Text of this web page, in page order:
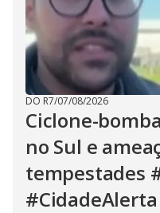
DO R7/07/08/2026
Ciclone-
no Sul e
tempestades
#CidadeAlerta